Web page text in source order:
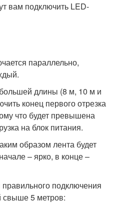
вам подключить LED-
параллельно,
длины (8 м, 10 м и
конец первого отрезка
что будет превышена
на блок питания.
образом лента будет
– ярко, в конце –
подключения
свыше 5 метров: